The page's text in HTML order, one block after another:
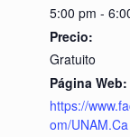
5:00 pm -
Precio:
Gratuito
Página Web:
https://
om/UNAM.Ca